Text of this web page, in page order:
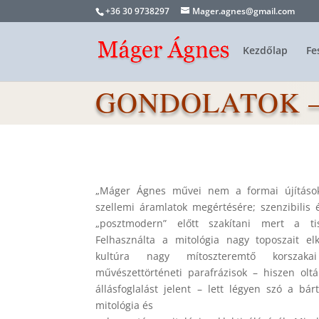
+36 30 9738297 Mager.agnes@gmail.com
Kezdőlap
GONDOLATOK
„Máger Ágnes művei nem a formai
szellemi áramlatok megértésére; szenzibilis
„posztmodern” előtt szakítani mert a
Felhasználta a mitológia nagy toposzait
kultúra nagy mítoszteremtő
művészettörténeti parafrázisok – hiszen
állásfoglalást jelent – lett légyen szó a
mitológia és